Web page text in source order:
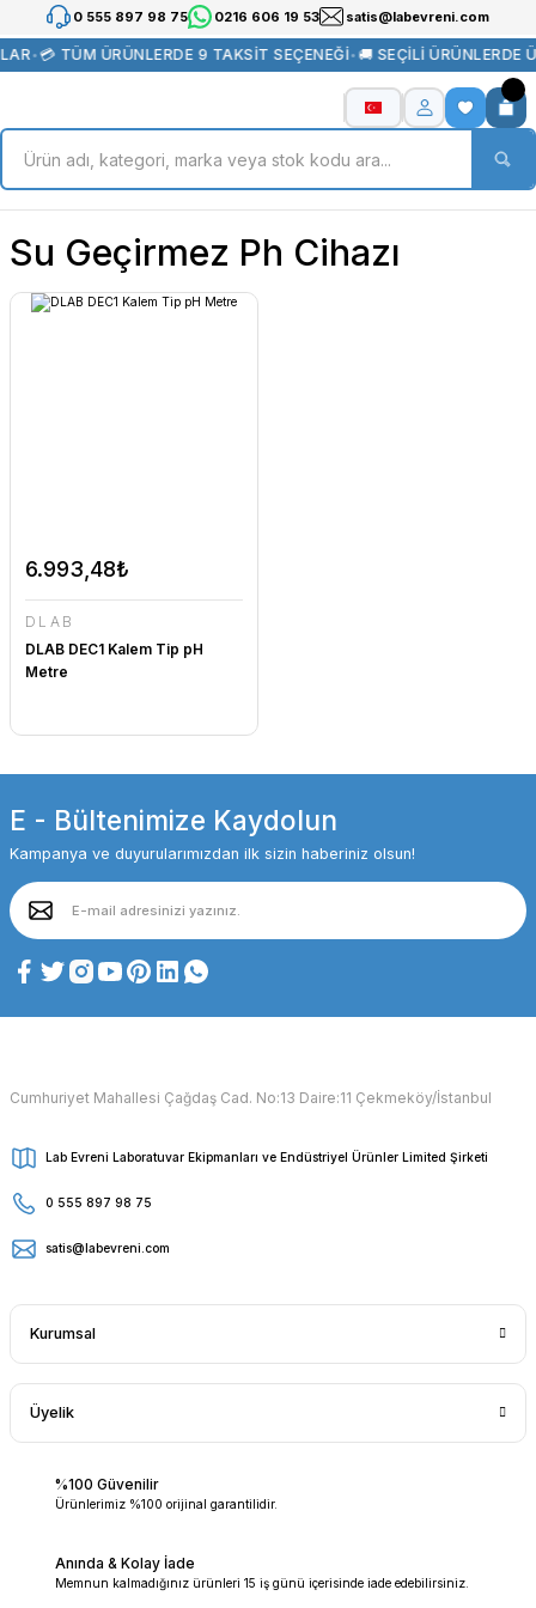
0 555 897 98 75 0216 606 19 53 satis@labevreni.com
•💳 TÜM ÜRÜNLERDE 9 TAKSİT SEÇENEĞİ•🚚 SEÇİLİ ÜRÜNLERDE
Su Geçirmez Ph Cihazı
6.993,48₺
DLAB
DLAB DEC1 Kalem Tip pH
Metre
E - Bültenimize Kaydolun
Kampanya ve duyurularımızdan ilk sizin haberiniz olsun!
Cumhuriyet Mahallesi Çağdaş Cad. No:13 Daire:11 Çekmeköy/İstanbul
Lab Evreni Laboratuvar Ekipmanları ve Endüstriyel Ürünler Limited Şirketi
0 555 897 98 75
satis@labevreni.com
Kurumsal
Üyelik
%100 Güvenilir
Ürünlerimiz %100 orijinal garantilidir.
Anında & Kolay İade
Memnun kalmadığınız ürünleri 15 iş günü içerisinde iade edebilirsiniz.